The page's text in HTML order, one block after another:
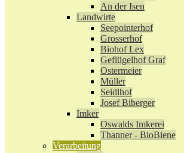
An der Isen
Landwirte
Seepointerhof
Grosserhof
Biohof Lex
Geflügelhof Graf
Ostermeier
Müller
Seidlhof
Josef Biberger
Imker
Oswalds Imkerei
Thanner - BioBiene
Verarbeitung